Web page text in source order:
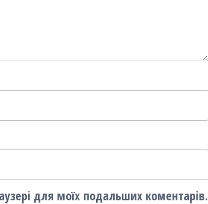
для моїх подальших коментарів.